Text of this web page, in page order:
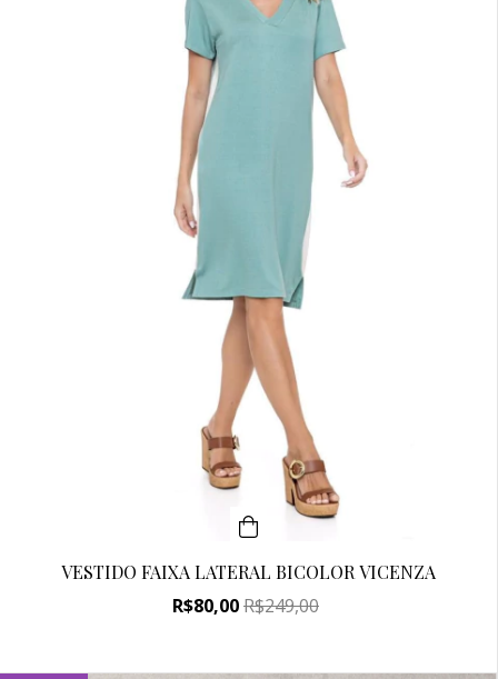
VESTIDO FAIXA LATERAL BICOLOR VICENZA
R$80,00R$249,00